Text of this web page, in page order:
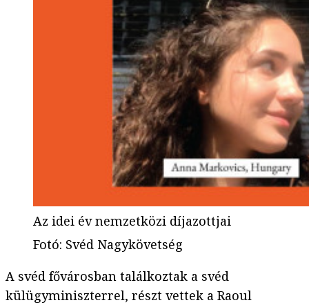
Az idei év nemzetközi díjazottjai
Fotó: Svéd Nagykövetség
A svéd fővárosban találkoztak a svéd
külügyminiszterrel, részt vettek a Raoul